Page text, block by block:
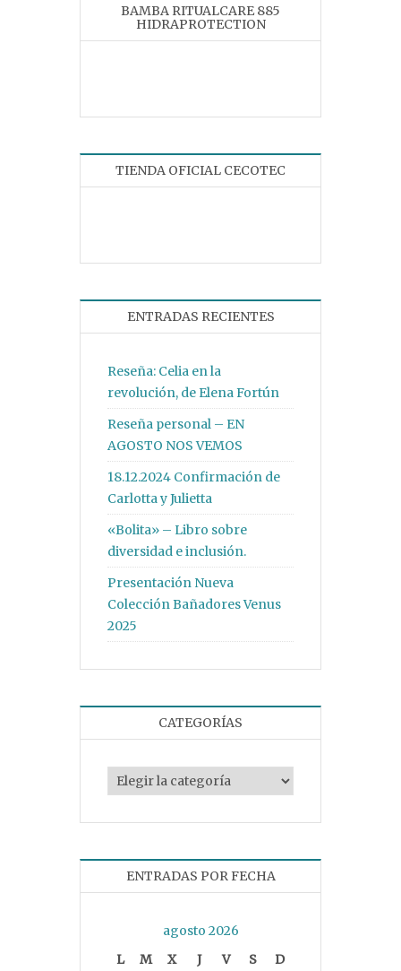
BAMBA RITUALCARE 885
HIDRAPROTECTION
TIENDA OFICIAL CECOTEC
ENTRADAS RECIENTES
Reseña: Celia en la
revolución, de Elena Fortún
Reseña personal – EN
AGOSTO NOS VEMOS
18.12.2024 Confirmación de
Carlotta y Julietta
«Bolita» – Libro sobre
diversidad e inclusión.
Presentación Nueva
Colección Bañadores Venus
2025
CATEGORÍAS
Categorías
ENTRADAS POR FECHA
agosto 2026
L
M X J V S D